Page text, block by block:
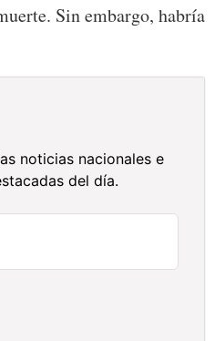
Sin embargo, habría
noticias nacionales e
del día.